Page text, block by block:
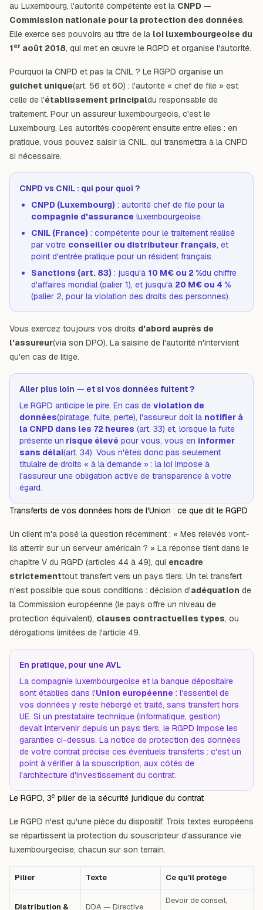
au Luxembourg, l'autorité compétente est la CNPD —
Commission nationale pour la protection des données.
Elle exerce ses pouvoirs au titre de la loi luxembourgeoise du
1er août 2018, qui met en œuvre le RGPD et organise l'autorité.
Pourquoi la CNPD et pas la CNIL ? Le RGPD organise un
guichet unique(art. 56 et 60) : l'autorité « chef de file » est
celle de l'établissement principaldu responsable de
traitement. Pour un assureur luxembourgeois, c'est le
Luxembourg. Les autorités coopèrent ensuite entre elles : en
pratique, vous pouvez saisir la CNIL, qui transmettra à la CNPD
si nécessaire.
CNPD vs CNIL : qui pour quoi ?
CNPD (Luxembourg) : autorité chef de file pour la
compagnie d'assurance luxembourgeoise.
CNIL (France) : compétente pour le traitement réalisé
par votre conseiller ou distributeur français, et
point d'entrée pratique pour un résident français.
Sanctions (art. 83) : jusqu'à 10 M€ ou 2 %du chiffre
d'affaires mondial (palier 1), et jusqu'à 20 M€ ou 4 %
(palier 2, pour la violation des droits des personnes).
Vous exercez toujours vos droits d'abord auprès de
l'assureur(via son DPO). La saisine de l'autorité n'intervient
qu'en cas de litige.
Aller plus loin — et si vos données fuitent ?
Le RGPD anticipe le pire. En cas de violation de
données(piratage, fuite, perte), l'assureur doit la notifier à
la CNPD dans les 72 heures (art. 33) et, lorsque la fuite
présente un risque élevé pour vous, vous en informer
sans délai(art. 34). Vous n'êtes donc pas seulement
titulaire de droits « à la demande » : la loi impose à
l'assureur une obligation active de transparence à votre
égard.
Transferts de vos données hors de l'Union : ce que dit le RGPD
Un client m'a posé la question récemment : « Mes relevés vont-
ils atterrir sur un serveur américain ? » La réponse tient dans le
chapitre V du RGPD (articles 44 à 49), qui encadre
strictementtout transfert vers un pays tiers. Un tel transfert
n'est possible que sous conditions : décision d'adéquation de
la Commission européenne (le pays offre un niveau de
protection équivalent), clauses contractuelles types, ou
dérogations limitées de l'article 49.
En pratique, pour une AVL
La compagnie luxembourgeoise et la banque dépositaire
sont établies dans l'Union européenne : l'essentiel de
vos données y reste hébergé et traité, sans transfert hors
UE. Si un prestataire technique (informatique, gestion)
devait intervenir depuis un pays tiers, le RGPD impose les
garanties ci-dessus. La notice de protection des données
de votre contrat précise ces éventuels transferts : c'est un
point à vérifier à la souscription, aux côtés de
l'architecture d'investissement du contrat.
Le RGPD, 3e pilier de la sécurité juridique du contrat
Le RGPD n'est qu'une pièce du dispositif. Trois textes européens
se répartissent la protection du souscripteur d'assurance vie
luxembourgeoise, chacun sur son terrain.
Pilier Texte Ce qu'il protège
Distribution & DDA — Directive
Devoir de conseil,